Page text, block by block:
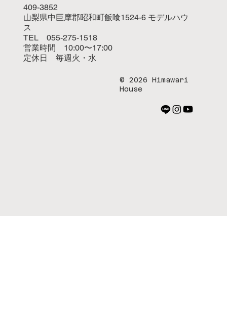
409-3852
山梨県中巨摩郡昭和町飯喰1524-6 モデルハウ
ス
TEL 055-275-1518
営業時間 10:00〜17:00
定休日 毎週火・水
© 2026 Himawari
House